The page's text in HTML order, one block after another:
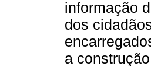
informação
dos
a